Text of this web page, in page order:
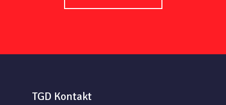
TGD Kontakt